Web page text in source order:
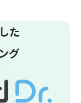
た
グ